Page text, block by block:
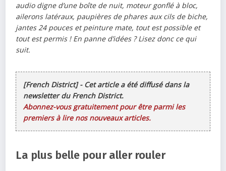
audio digne d’une boîte de nuit, moteur gonflé à bloc,
ailerons latéraux, paupières de phares aux cils de biche,
jantes 24 pouces et peinture mate, tout est possible et
tout est permis ! En panne d’idées ? Lisez donc ce qui
suit.
[French District] - Cet article a été diffusé dans la
newsletter du French District.
Abonnez-vous gratuitement pour être parmi les
premiers à lire nos nouveaux articles.
La plus belle pour aller rouler